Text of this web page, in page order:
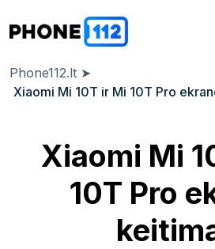
Phone112.lt ➤
Xiaomi Mi 10T ir Mi 10T Pro
Xiaomi Mi
10T Pro